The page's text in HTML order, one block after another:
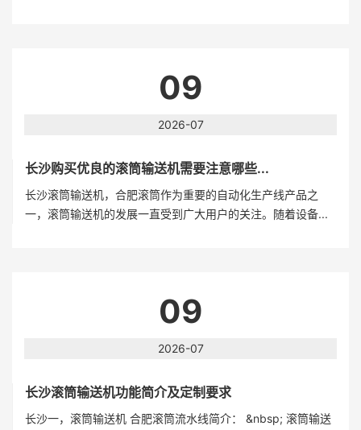
09
2026-07
长沙购买优良的滚筒输送机需要注意哪些...
长沙滚筒输送机，合肥滚筒作为重要的自动化生产线产品之
一，滚筒输送机的发展一直受到广大用户的关注。随着设备...
09
2026-07
长沙滚筒输送机功能简介及定制要求
长沙一，滚筒输送机 合肥滚筒流水线简介： &nbsp; 滚筒输送